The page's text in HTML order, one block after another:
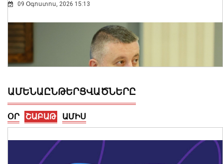
09 Օգոստոս, 2026 15:13
ԱՄԵՆԱԸՆԹԵՐՑՎԱԾՆԵՐԸ
ՕՐ ՇԱԲԱԹ ԱՄԻՍ